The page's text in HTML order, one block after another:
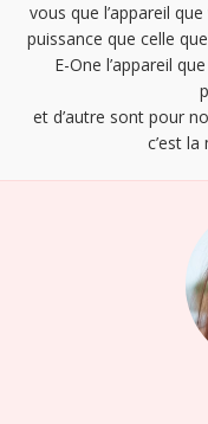
vous que l’appareil
puissance que celle
E-One l’appareil
et d’autre sont pour
c’est